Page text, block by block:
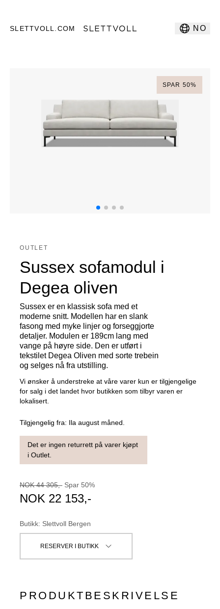
SLETTVOLL.COM NO
SPAR 50%
OUTLET
Sussex sofamodul i
Degea oliven
Sussex er en klassisk sofa med et
moderne snitt. Modellen har en slank
fasong med myke linjer og forseggjorte
detaljer. Modulen er 189cm lang med
vange på høyre side. Den er utført i
tekstilet Degea Oliven med sorte trebein
og selges nå fra utstilling.
Vi ønsker å understreke at våre varer kun er tilgjengelige
for salg i det landet hvor butikken som tilbyr varen er
lokalisert.
Tilgjengelig fra: Ila august måned.
Det er ingen returrett på varer kjøpt
i Outlet.
NOK 44 305,- Spar 50%
NOK 22 153,-
Butikk: Slettvoll Bergen
RESERVER I BUTIKK
PRODUKTBESKRIVELSE